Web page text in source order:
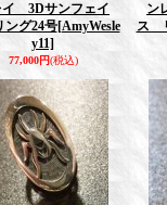
イ 3Dサンフェイ
グ24号[AmyWesle
y11]
77,000円(税込)
ン
ス